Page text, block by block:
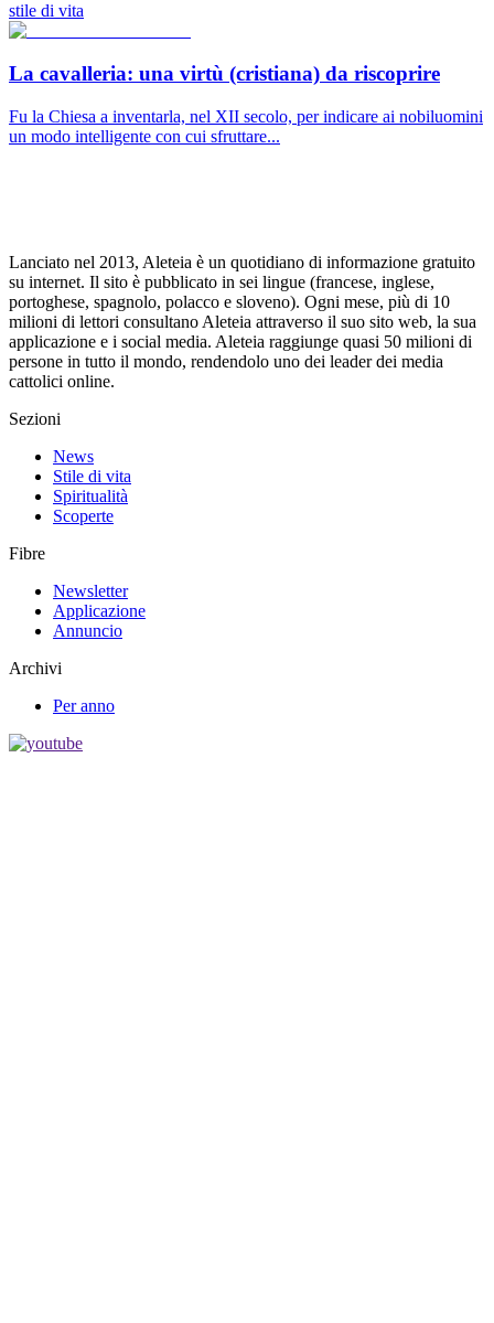
stile di vita
La cavalleria: una virtù (cristiana) da riscoprire
Fu la Chiesa a inventarla, nel XII secolo, per indicare ai nobiluomini
un modo intelligente con cui sfruttare...
Lanciato nel 2013, Aleteia è un quotidiano di informazione gratuito
su internet. Il sito è pubblicato in sei lingue (francese, inglese,
portoghese, spagnolo, polacco e sloveno). Ogni mese, più di 10
milioni di lettori consultano Aleteia attraverso il suo sito web, la sua
applicazione e i social media. Aleteia raggiunge quasi 50 milioni di
persone in tutto il mondo, rendendolo uno dei leader dei media
cattolici online.
Sezioni
News
Stile di vita
Spiritualità
Scoperte
Fibre
Newsletter
Applicazione
Annuncio
Archivi
Per anno